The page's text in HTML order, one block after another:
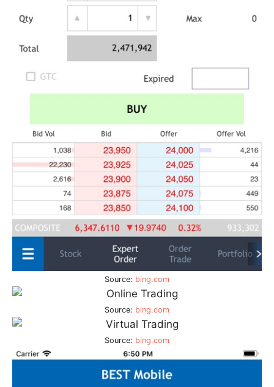
Source: bing.com
Source: bing.com
Source: bing.com